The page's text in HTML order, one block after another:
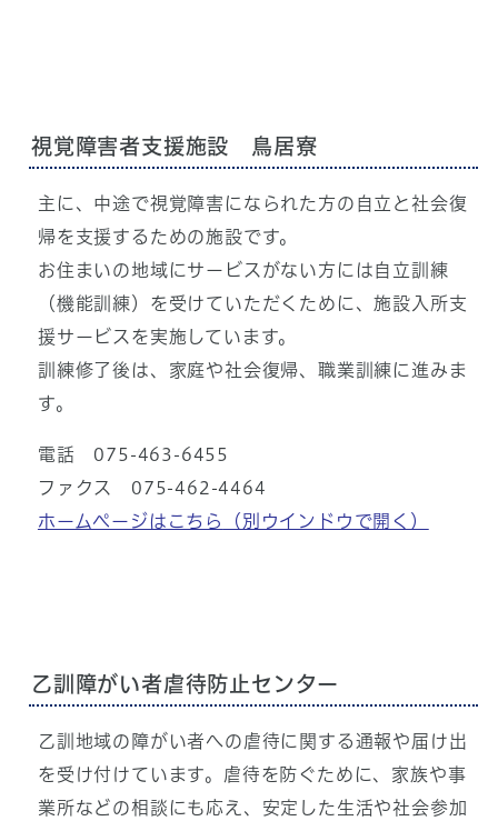
視覚障害者支援施設 鳥居寮
主に、中途で視覚障害になられた方の自立と社会復
帰を支援するための施設です。
お住まいの地域にサービスがない方には自立訓練
（機能訓練）を受けていただくために、施設入所支
援サービスを実施しています。
訓練修了後は、家庭や社会復帰、職業訓練に進みま
す。
電話 075-463-6455
ファクス 075-462-4464
ホームページはこちら
（別ウインドウで開く）
乙訓障がい者虐待防止センター
乙訓地域の障がい者への虐待に関する通報や届け出
を受け付けています。虐待を防ぐために、家族や事
業所などの相談にも応え、安定した生活や社会参加